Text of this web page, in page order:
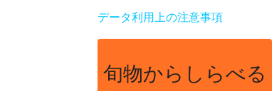
データ利用上の注意事項
旬物からしらべる